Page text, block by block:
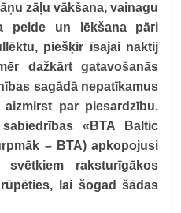
zāļu vākšana, vainagu
pelde un lēkšana pāri
piešķir īsajai naktij
dažkārt gatavošanās
sagādā nepatīkamus
par piesardzību.
«BTA Baltic
– BTA) apkopojusi
raksturīgākos
lai šogad šādas